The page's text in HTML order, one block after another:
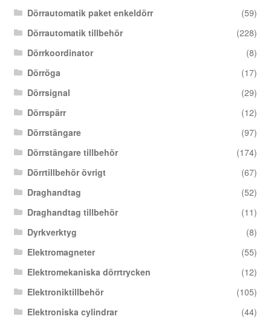
Dörrautomatik paket enkeldörr
(59)
Dörrautomatik tillbehör
(228)
Dörrkoordinator
(8)
Dörröga
(17)
Dörrsignal
(29)
Dörrspärr
(12)
Dörrstängare
(97)
Dörrstängare tillbehör
(174)
Dörrtillbehör övrigt
(67)
Draghandtag
(52)
Draghandtag tillbehör
(11)
Dyrkverktyg
(8)
Elektromagneter
(55)
Elektromekaniska dörrtrycken
(12)
Elektroniktillbehör
(105)
Elektroniska cylindrar
(44)